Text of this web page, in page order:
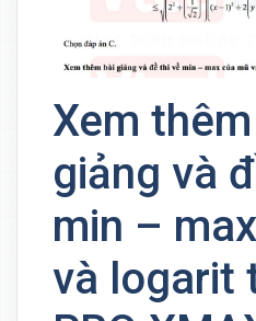
Xem
giảng và
min –
và logarit